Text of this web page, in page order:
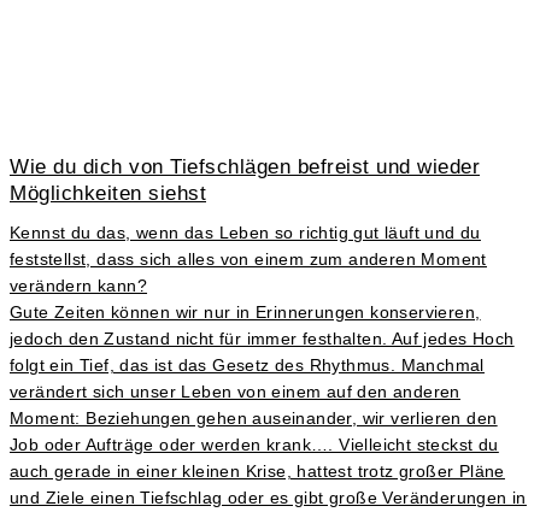
Wie du dich von Tiefschlägen befreist und wieder
Möglichkeiten siehst
Kennst du das, wenn das Leben so richtig gut läuft und du
feststellst, dass sich alles von einem zum anderen Moment
verändern kann?
Gute Zeiten können wir nur in Erinnerungen konservieren,
jedoch den Zustand nicht für immer festhalten. Auf jedes Hoch
folgt ein Tief, das ist das Gesetz des Rhythmus. Manchmal
verändert sich unser Leben von einem auf den anderen
Moment: Beziehungen gehen auseinander, wir verlieren den
Job oder Aufträge oder werden krank…. Vielleicht steckst du
auch gerade in einer kleinen Krise, hattest trotz großer Pläne
und Ziele einen Tiefschlag oder es gibt große Veränderungen in